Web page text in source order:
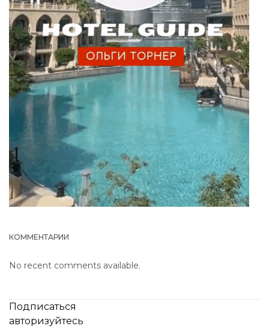
КОММЕНТАРИИ
No recent comments available.
Подписаться
авторизуйтесь